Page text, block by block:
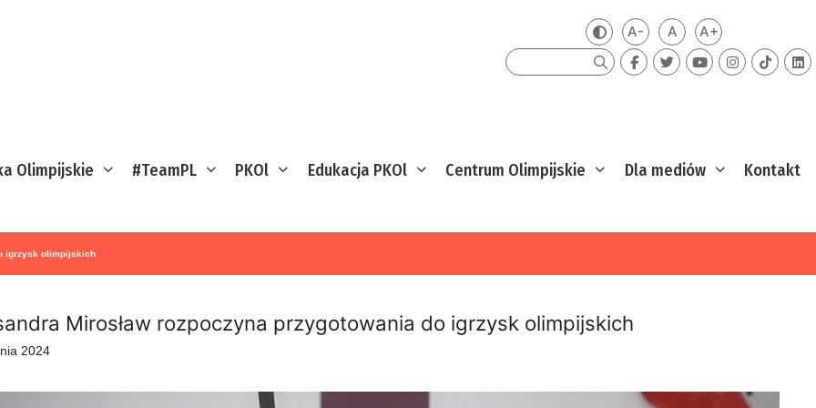
Zmień kontrast
A-Mniejsza czcionka
ADomyślna czcionka
A+Większa
Szukaj
Olimpijskie #TeamPL PKOl Edukacja PKOl Centrum Olimpijskie Dla mediów Kontakt
igrzysk olimpijskich
Mirosław rozpoczyna przygotowania do igrzysk olimpijskich
2024